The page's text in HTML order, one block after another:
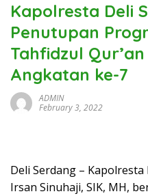
Kapolresta Deli
Penutupan
Tahfidzul
Angkatan ke-7
ADMIN
February 3, 2022
Deli Serdang –
Irsan Sinuhaji, SIK, MH,